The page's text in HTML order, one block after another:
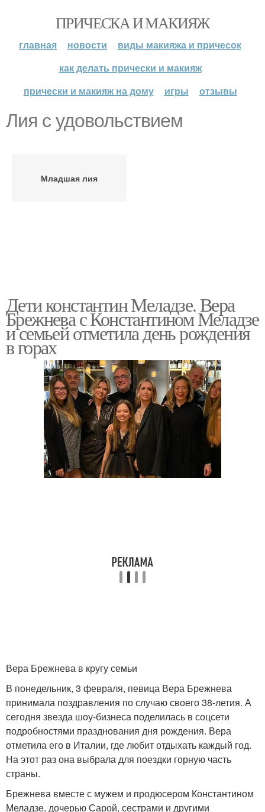
ПРИЧЕСКА И МАКИЯЖ
главная новости
виды макияжа и причесок
как делать прически и макияж
прически и макияж на дому
игры отзывы
Лия с удовольствием
Младшая лия
Дети константин Меладзе. Вера
Брежнева с Константином Меладзе
и семьей отметила день рождения
в горах
Вера Брежнева в кругу семьи
В понедельник, 3 февраля, певица Вера Брежнева
принимала поздравления по случаю своего 38-летия. А
сегодня звезда шоу-бизнеса поделилась в соцсети
подробностями празднования дня рождения. Вера
отметила его в Италии, где любит отдыхать каждый год.
На этот раз она выбрала для поездки горную часть
страны.
Брежнева вместе с мужем и продюсером Константином
Меладзе, дочерью Сарой, сестрами и другими